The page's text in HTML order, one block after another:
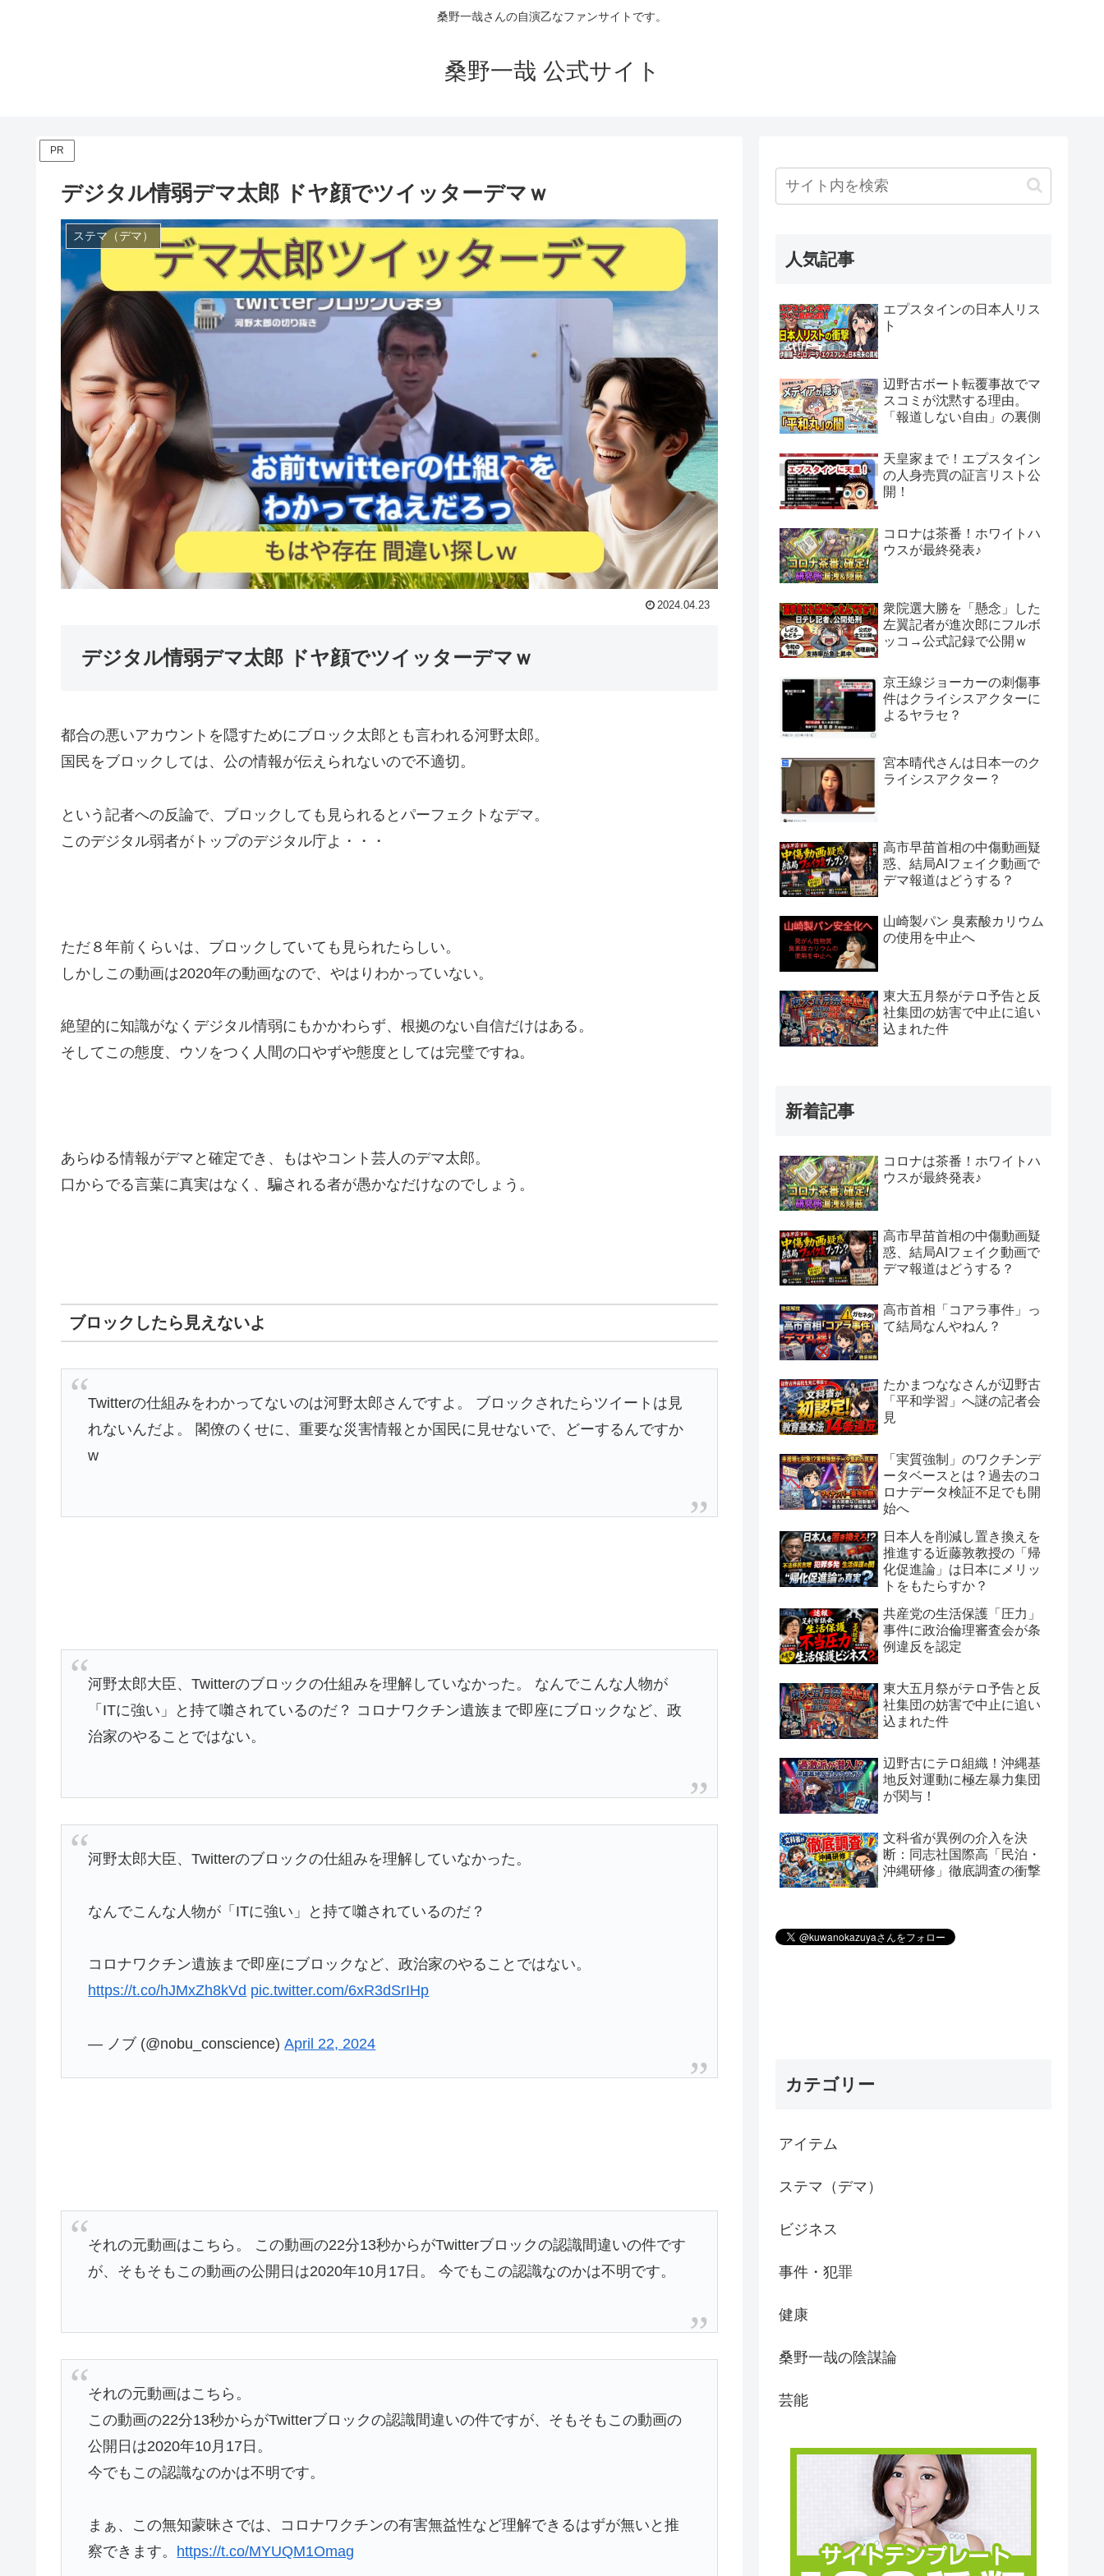
桑野一哉さんの自演乙なファンサイトです。
桑野一哉 公式サイト
PR
デジタル情弱デマ太郎 ドヤ顔でツイッターデマｗ
ステマ（デマ）
2024.04.23
デジタル情弱デマ太郎 ドヤ顔でツイッターデマｗ
都合の悪いアカウントを隠すためにブロック太郎とも言われる河野太郎。
国民をブロックしては、公の情報が伝えられないので不適切。
という記者への反論で、ブロックしても見られるとパーフェクトなデマ。
このデジタル弱者がトップのデジタル庁よ・・・
ただ８年前くらいは、ブロックしていても見られたらしい。
しかしこの動画は2020年の動画なので、やはりわかっていない。
絶望的に知識がなくデジタル情弱にもかかわらず、根拠のない自信だけはある。
そしてこの態度、ウソをつく人間の口やずや態度としては完璧ですね。
あらゆる情報がデマと確定でき、もはやコント芸人のデマ太郎。
口からでる言葉に真実はなく、騙される者が愚かなだけなのでしょう。
ブロックしたら見えないよ
Twitterの仕組みをわかってないのは河野太郎さんですよ。 ブロックされたらツイートは見
れないんだよ。 閣僚のくせに、重要な災害情報とか国民に見せないで、どーするんですか
w
河野太郎大臣、Twitterのブロックの仕組みを理解していなかった。 なんでこんな人物が
「ITに強い」と持て囃されているのだ？ コロナワクチン遺族まで即座にブロックなど、政
治家のやることではない。
河野太郎大臣、Twitterのブロックの仕組みを理解していなかった。
なんでこんな人物が「ITに強い」と持て囃されているのだ？
コロナワクチン遺族まで即座にブロックなど、政治家のやることではない。
https://t.co/hJMxZh8kVd pic.twitter.com/6xR3dSrIHp
— ノブ (@nobu_conscience)April 22, 2024
それの元動画はこちら。 この動画の22分13秒からがTwitterブロックの認識間違いの件です
が、そもそもこの動画の公開日は2020年10月17日。 今でもこの認識なのかは不明です。
それの元動画はこちら。
この動画の22分13秒からがTwitterブロックの認識間違いの件ですが、そもそもこの動画の
公開日は2020年10月17日。
今でもこの認識なのかは不明です。
まぁ、この無知蒙昧さでは、コロナワクチンの有害無益性など理解できるはずが無いと推
察できます。 https://t.co/MYUQM1Omag
人気記事
エプスタインの日本人リス
ト
辺野古ボート転覆事故でマ
スコミが沈黙する理由。
「報道しない自由」の裏側
天皇家まで！エプスタイン
の人身売買の証言リスト公
開！
コロナは茶番！ホワイトハ
ウスが最終発表♪
衆院選大勝を「懸念」した
左翼記者が進次郎にフルボ
ッコ→公式記録で公開ｗ
京王線ジョーカーの刺傷事
件はクライシスアクターに
よるヤラセ？
宮本晴代さんは日本一のク
ライシスアクター？
高市早苗首相の中傷動画疑
惑、結局AIフェイク動画で
デマ報道はどうする？
山崎製パン 臭素酸カリウム
の使用を中止へ
東大五月祭がテロ予告と反
社集団の妨害で中止に追い
込まれた件
新着記事
コロナは茶番！ホワイトハ
ウスが最終発表♪
高市早苗首相の中傷動画疑
惑、結局AIフェイク動画で
デマ報道はどうする？
高市首相「コアラ事件」っ
て結局なんやねん？
たかまつななさんが辺野古
「平和学習」へ謎の記者会
見
「実質強制」のワクチンデ
ータベースとは？過去のコ
ロナデータ検証不足でも開
始へ
日本人を削減し置き換えを
推進する近藤敦教授の「帰
化促進論」は日本にメリッ
トをもたらすか？
共産党の生活保護「圧力」
事件に政治倫理審査会が条
例違反を認定
東大五月祭がテロ予告と反
社集団の妨害で中止に追い
込まれた件
辺野古にテロ組織！沖縄基
地反対運動に極左暴力集団
が関与！
文科省が異例の介入を決
断：同志社国際高「民泊・
沖縄研修」徹底調査の衝撃
カテゴリー
アイテム
ステマ（デマ）
ビジネス
事件・犯罪
健康
桑野一哉の陰謀論
芸能